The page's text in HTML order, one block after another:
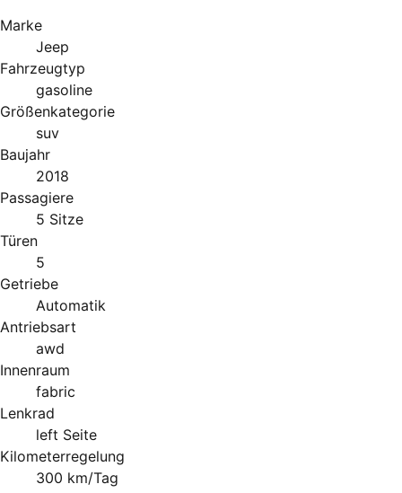
Marke
Jeep
Fahrzeugtyp
gasoline
Größenkategorie
suv
Baujahr
2018
Passagiere
5 Sitze
Türen
5
Getriebe
Automatik
Antriebsart
awd
Innenraum
fabric
Lenkrad
left Seite
Kilometerregelung
300 km/Tag